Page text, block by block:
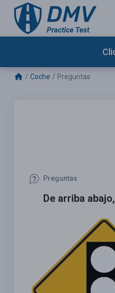
Coche Preguntas
Preguntas
De arriba